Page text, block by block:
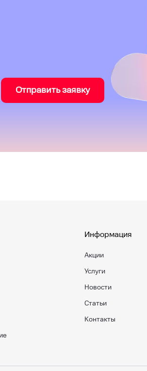
Отправить заявку
Информация
Акции
Услуги
Новости
Статьи
Контакты